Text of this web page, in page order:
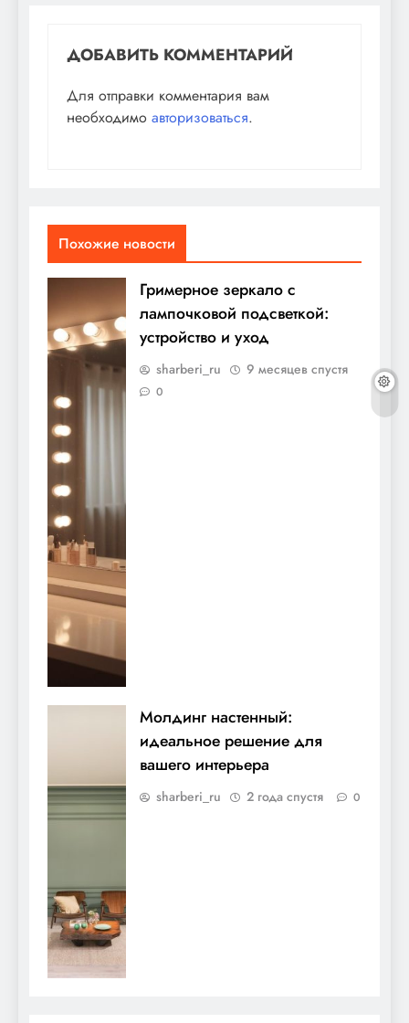
ДОБАВИТЬ КОММЕНТАРИЙ
Для отправки комментария вам
необходимо авторизоваться.
Похожие новости
Гримерное зеркало с
лампочковой подсветкой:
устройство и уход
sharberi_ru 9 месяцев спустя
0
Молдинг настенный:
идеальное решение для
вашего интерьера
sharberi_ru 2 года спустя 0